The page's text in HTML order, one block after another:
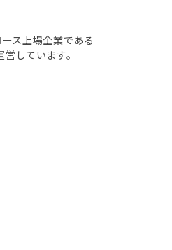
ス上場企業である
しています。